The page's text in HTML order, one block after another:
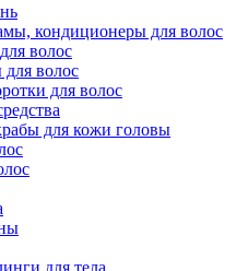
кондиционеры для волос
волос
волос
для волос
для кожи головы
для тела